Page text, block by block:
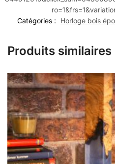
Catégories :
Horloge bois
Produits similaires